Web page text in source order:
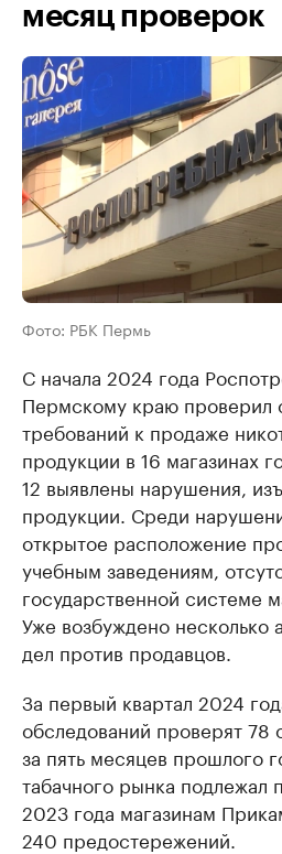
месяц проверок
Фото: РБК Пермь
С начала 2024 года
Пермскому краю проверил
требований к продаже
продукции в 16 магазинах
12 выявлены нарушения,
продукции. Среди
открытое расположение
учебным заведениям,
государственной системе
Уже возбуждено несколько
дел против продавцов.
За первый квартал 2024
обследований проверят 78
за пять месяцев прошлого
табачного рынка подлежал
2023 года магазинам
240 предостережений.